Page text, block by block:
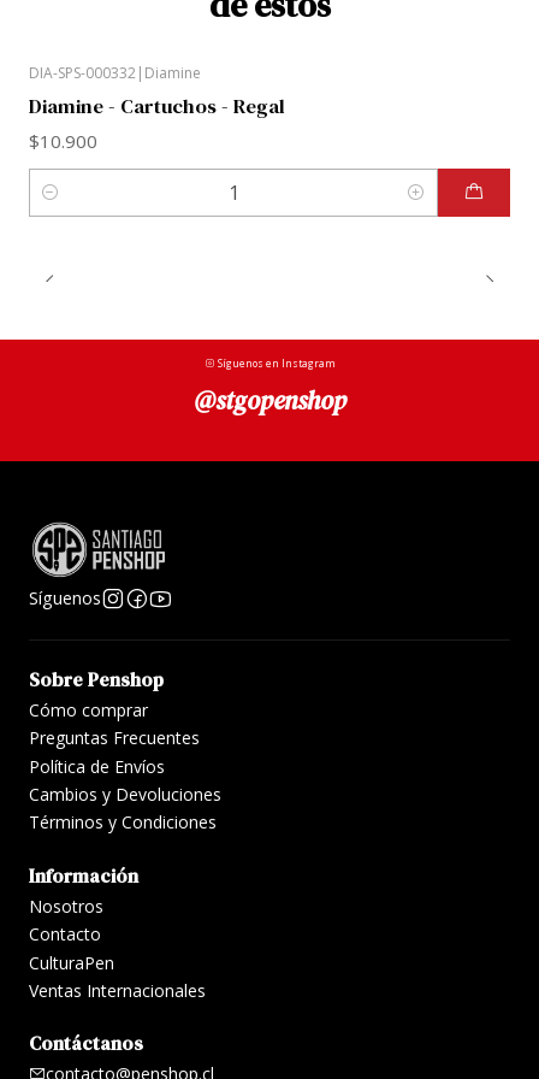
pluma en un mercado extranjero puede ser que haya
DIA-SPS-000332| Diamine
Diamine - Cartuchos - Regal
$10.900
Cantidad
Síguenos en Instagram
@stgopenshop
Síguenos
Sobre Penshop
Cómo comprar
Preguntas Frecuentes
Política de Envíos
Cambios y Devoluciones
Términos y Condiciones
Información
Nosotros
Contacto
CulturaPen
Ventas Internacionales
Contáctanos
contacto@penshop.cl